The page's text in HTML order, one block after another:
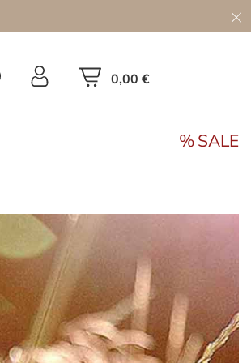
0,00 €
SALE